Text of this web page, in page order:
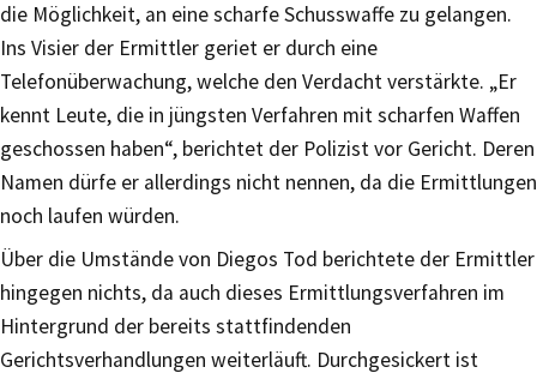
die Möglichkeit, an eine scharfe Schusswaffe zu gelangen.
Ins Visier der Ermittler geriet er durch eine
Telefonüberwachung, welche den Verdacht verstärkte. „Er
kennt Leute, die in jüngsten Verfahren mit scharfen Waffen
geschossen haben“, berichtet der Polizist vor Gericht. Deren
Namen dürfe er allerdings nicht nennen, da die Ermittlungen
noch laufen würden.
Über die Umstände von Diegos Tod berichtete der Ermittler
hingegen nichts, da auch dieses Ermittlungsverfahren im
Hintergrund der bereits stattfindenden
Gerichtsverhandlungen weiterläuft. Durchgesickert ist